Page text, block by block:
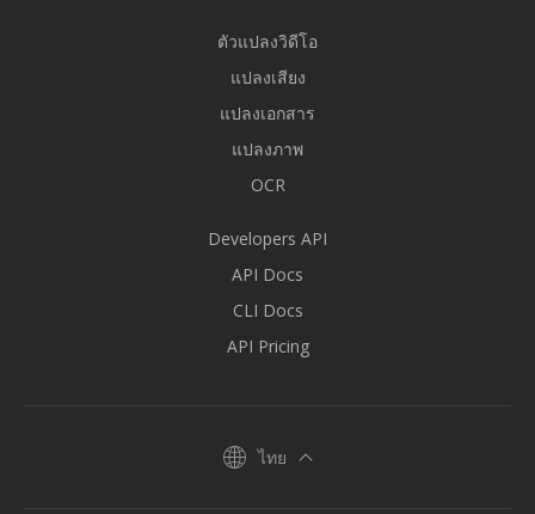
ตัวแปลงวิดีโอ
แปลงเสียง
แปลงเอกสาร
แปลงภาพ
OCR
Developers API
API Docs
CLI Docs
API Pricing
ไทย